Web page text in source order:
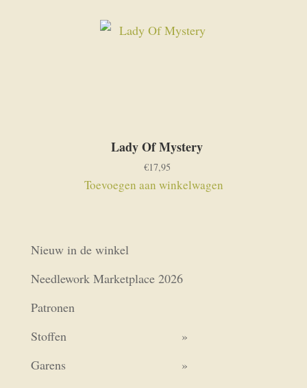
Lady Of Mystery
€17,95
Toevoegen aan winkelwagen
Nieuw in de winkel
Needlework Marketplace 2026
Patronen
Stoffen
Garens